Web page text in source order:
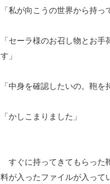
「私が向こうの世界から持っ
「セーラ様のお召し物とお
す」
「中身を確認したいの。鞄を
「かしこまりました」
すぐに持ってきてもらった
料が入ったファイルが入って